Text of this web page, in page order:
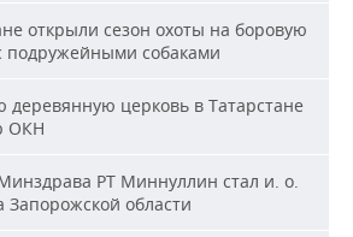
открыли сезон охоты на боровую
подружейными собаками
деревянную церковь в Татарстане
ОКН
РТ Миннуллин стал и. о.
области